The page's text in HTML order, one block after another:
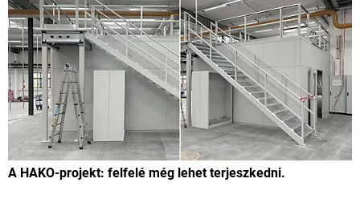
A HAKO-projekt: felfelé még lehet terjeszkedni.